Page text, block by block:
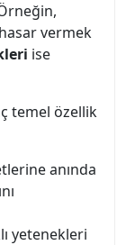
vermek
ise
temel özellik
anında
yetenekleri